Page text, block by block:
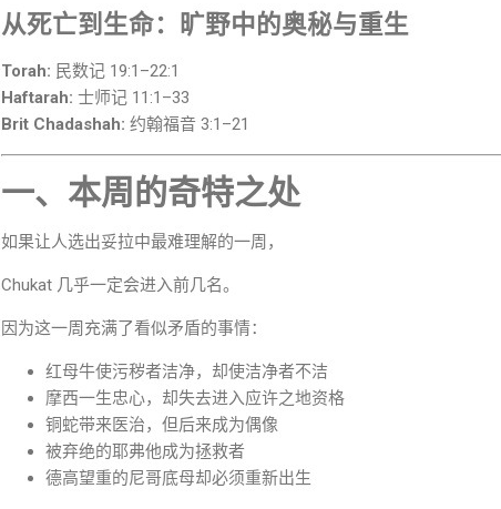
从死亡到生命：旷野中的奥秘与重生
Torah: 民数记 19:1–22:1
Haftarah: 士师记 11:1–33
Brit Chadashah: 约翰福音 3:1–21
一、本周的奇特之处
如果让人选出妥拉中最难理解的一周，
Chukat 几乎一定会进入前几名。
因为这一周充满了看似矛盾的事情：
红母牛使污秽者洁净，却使洁净者不洁
摩西一生忠心，却失去进入应许之地资格
铜蛇带来医治，但后来成为偶像
被弃绝的耶弗他成为拯救者
德高望重的尼哥底母却必须重新出生